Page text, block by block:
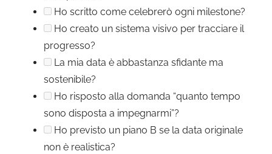
Ho scritto come celebrerò ogni milestone?
Ho creato un sistema visivo per tracciare il
progresso?
La mia data è abbastanza sfidante ma
sostenibile?
Ho risposto alla domanda “quanto tempo
sono disposta a impegnarmi”?
Ho previsto un piano B se la data originale
non è realistica?